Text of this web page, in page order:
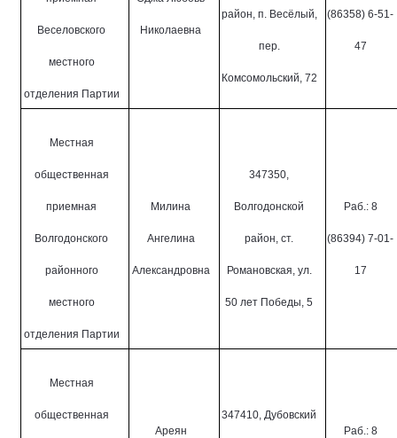
Веселовского
местного
отделения Партии
Николаевна
район, п. Весёлый,
пер.
Комсомольский, 72
(86358) 6-51-
47
Местная
общественная
приемная
Волгодонского
районного
местного
отделения Партии
Милина
Ангелина
Александровна
347350,
Волгодонской
район, ст.
Романовская, ул.
50 лет Победы, 5
Раб.: 8
(86394) 7-01-
17
Местная
общественная
Ареян
347410, Дубовский
Раб.: 8